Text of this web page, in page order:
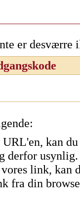
er
kan
derfor usynlig.
link, kan
fra din